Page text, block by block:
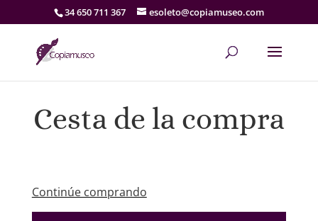
34 650 711 367 esoleto@copiamuseo.com
Cesta de la compra
Continúe comprando